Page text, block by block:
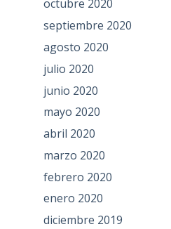
octubre 2020
septiembre 2020
agosto 2020
julio 2020
junio 2020
mayo 2020
abril 2020
marzo 2020
febrero 2020
enero 2020
diciembre 2019